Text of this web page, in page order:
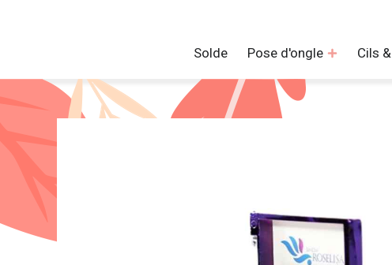
Solde Pose d'ongle Cils